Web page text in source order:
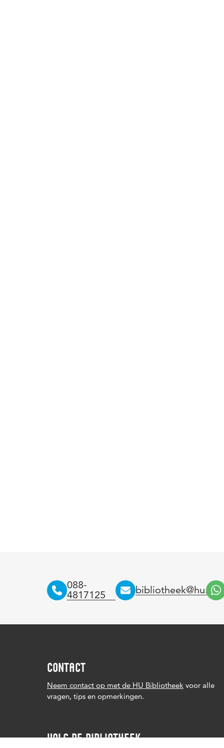
088-
4817125
bibliotheek@hu.nl
CONTACT
Neem contact op met de HU Bibliotheek voor alle
vragen, tips en opmerkingen.
VOLG DE BIBLIOTHEEK